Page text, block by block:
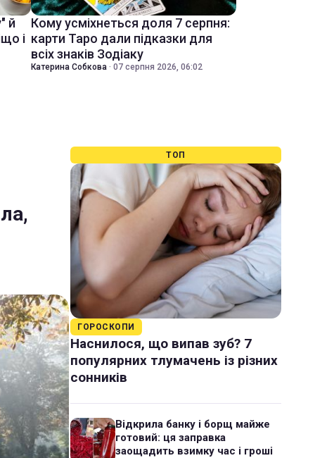
й
і
Кому усміхнеться доля 7 серпня:
карти Таро дали підказки для
всіх знаків Зодіаку
Катерина Собкова · 07 серпня 2026, 06:02
ТОП
ГОРОСКОПИ
Наснилося, що випав зуб? 7
популярних тлумачень із різних
сонників
Відкрила банку і борщ майже
готовий: ця заправка
заощадить взимку час і гроші